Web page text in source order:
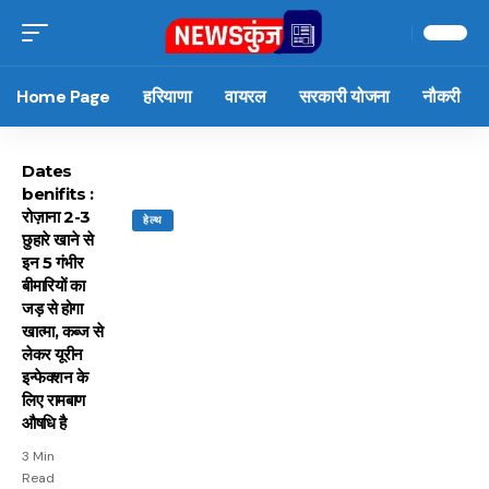
Home Page हरियाणा वायरल सरकारी योजना नौकरी
हेल्थ
Dates
benifits :
रोज़ाना 2-3
छुहारे खाने से
इन 5 गंभीर
बीमारियों का
जड़ से होगा
खात्मा, कब्ज से
लेकर यूरीन
इन्फेक्शन के
लिए रामबाण
औषधि है
3 Min
Read